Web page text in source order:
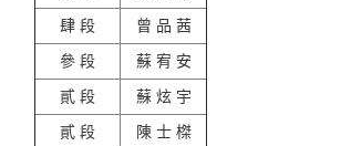
肆 段 曾 品 茜
參 段 蘇 宥 安
貳 段 蘇 炫 宇
貳 段 陳 士 榤